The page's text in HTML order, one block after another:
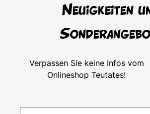
Neuigkeiten
Verpassen Sie keine Infos vom
Onlineshop Teutates!